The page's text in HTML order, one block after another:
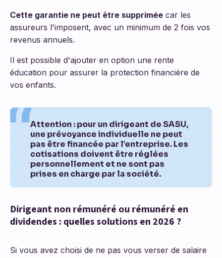
Cette garantie ne peut être supprimée car les
assureurs l'imposent, avec un minimum de 2 fois vos
revenus annuels.
Il est possible d'ajouter en option une rente
éducation pour assurer la protection financière de
vos enfants.
Attention : pour un dirigeant de SASU,
une prévoyance individuelle ne peut
pas être financée par l’entreprise. Les
cotisations doivent être réglées
personnellement et ne sont pas
prises en charge par la société.
Dirigeant non rémunéré ou rémunéré en
dividendes : quelles solutions en 2026 ?
Si vous avez choisi de ne pas vous verser de salaire